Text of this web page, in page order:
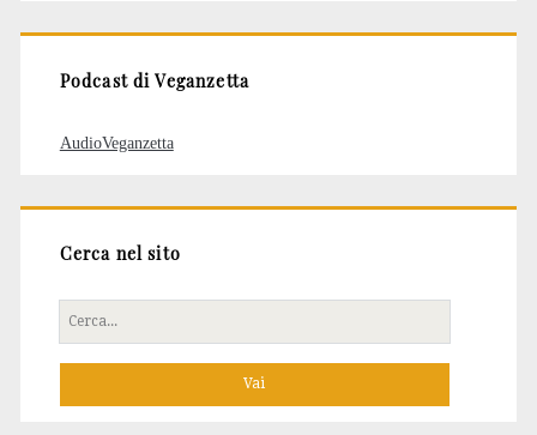
Podcast di Veganzetta
AudioVeganzetta
Cerca nel sito
Cerca
per: